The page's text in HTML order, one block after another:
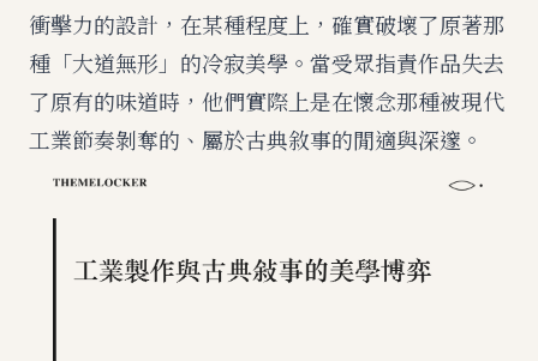
衝擊力的設計，在某種程度上，確實破壞了原著那
種「大道無形」的冷寂美學。當受眾指責作品失去
了原有的味道時，他們實際上是在懷念那種被現代
工業節奏剝奪的、屬於古典敘事的閒適與深邃。